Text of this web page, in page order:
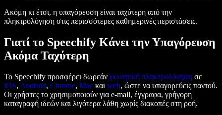
Ακόμη κι έτσι, η υπαγόρευση είναι ταχύτερη από την
πληκτρολόγηση στις περισσότερες καθημερινές περιστάσεις.
Γιατί το Speechify Κάνει την Υπαγόρευση
Ακόμα Ταχύτερη
Το Speechify προσφέρει δωρεάν φωνητική πληκτρολόγηση σε
iOS, Android, Chrome, Mac και web, ώστε να υπαγορεύεις παντού.
Οι χρήστες το χρησιμοποιούν για e-mail, έγγραφα, γρήγορη
καταγραφή ιδεών και λιγότερα λάθη χωρίς διακοπές στη ροή.